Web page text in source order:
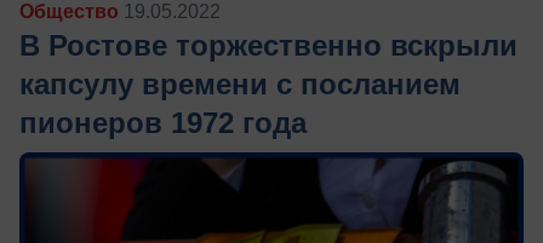
Общество 19.05.2022
В Ростове торжественно вскрыли
капсулу времени с посланием
пионеров 1972 года